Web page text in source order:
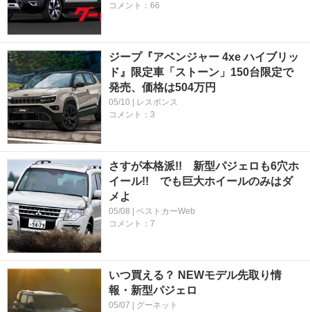
コメント：66
ジープ『アベンジャー 4xe ハイブリッ
ド』限定車「ストーン」150台限定で
発売、価格は504万円
05/10 | レスポンス
コメント：3
さすが本格派!! 新型パジェロも6穴ホ
イール!! でも巨大ホイールのみはダ
メよ
05/08 | ベストカーWeb
コメント：7
いつ買える？ NEWモデル先取り情
報・新型パジェロ
05/07 | グーネット